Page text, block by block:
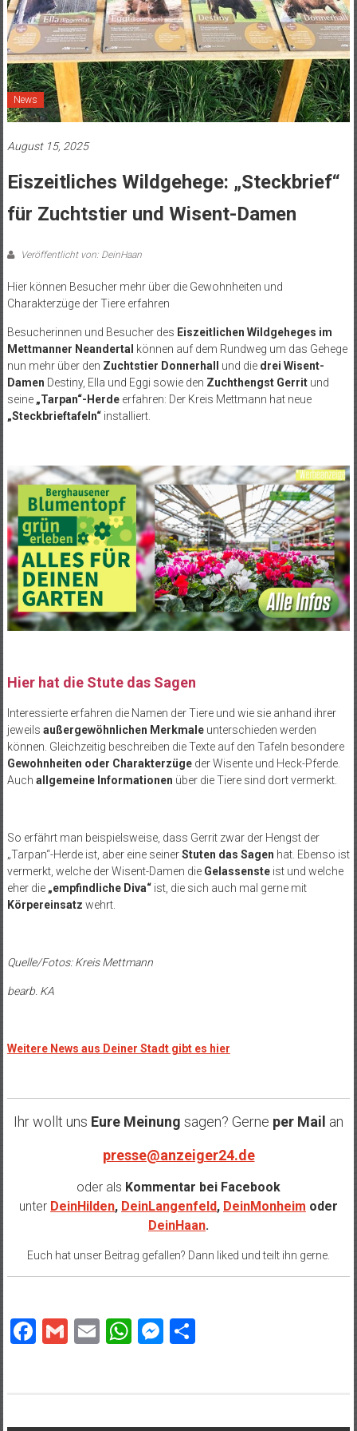
News
August 15, 2025
Eiszeitliches Wildgehege: „Steckbrief“
für Zuchtstier und Wisent-Damen
Veröffentlicht von: DeinHaan
Hier können Besucher mehr über die Gewohnheiten und
Charakterzüge der Tiere erfahren
Besucherinnen und Besucher des Eiszeitlichen Wildgeheges im
Mettmanner Neandertal können auf dem Rundweg um das Gehege
nun mehr über den Zuchtstier Donnerhall und die drei Wisent-
Damen Destiny, Ella und Eggi sowie den Zuchthengst Gerritund
seine „Tarpan“-Herdeerfahren: Der Kreis Mettmann hat neue
„Steckbrieftafeln“installiert.
Hier hat die Stute das Sagen
Interessierte erfahren die Namen der Tiere und wie sie anhand ihrer
jeweils außergewöhnlichen Merkmaleunterschieden werden
können. Gleichzeitig beschreiben die Texte auf den Tafeln besondere
Gewohnheiten oder Charakterzügeder Wisente und Heck-Pferde.
Auch allgemeine Informationen über die Tiere sind dort vermerkt.
So erfährt man beispielsweise, dass Gerrit zwar der Hengst der
„Tarpan“-Herde ist, aber eine seinerStuten das Sagen hat. Ebenso ist
vermerkt, welche der Wisent-Damen die Gelassensteist und welche
eher die „empfindliche Diva“ist, die sich auch mal gerne mit
Körpereinsatz wehrt.
Quelle/Fotos: Kreis Mettmann
bearb. KA
Weitere News aus Deiner Stadt gibt es hier
Ihr wollt uns Eure Meinung sagen? Gerne per Mail an
presse@anzeiger24.de
oder als Kommentar bei Facebook
unter DeinHilden, DeinLangenfeld, DeinMonheim oder
DeinHaan.
Euch hat unser Beitrag gefallen? Dann liked und teilt ihn gerne.
Facebook
GmailEmailWhatsApp
Messenger